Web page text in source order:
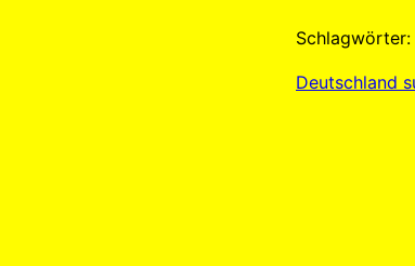
Schlagwörter:
Deutschland